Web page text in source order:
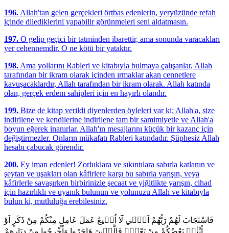
196. Allah'tan gelen gerçekleri örtbas edenlerin, yeryüzünde refah
içinde dilediklerini yapabilir görünmeleri seni aldatmasın.
197. O gelip geçici bir tatminden ibarettir, ama sonunda varacakları
yer cehennemdir. O ne kötü bir yataktır.
198. Ama yollarını Rableri ve kitabıyla bulmaya çalışanlar, Allah
tarafından bir ikram olarak içinden ırmaklar akan cennetlere
kavuşacaklardır, Allah tarafından bir ikram olarak. Allah katında
olan, gerçek erdem sahipleri için en hayırlı olandır.
199. Bize de kitap verildi diyenlerden öyleleri var ki; Allah'a, size
indirilene ve kendilerine indirilene tam bir samimiyetle ve Allah'a
boyun eğerek inanırlar. Allah'ın mesajlarını küçük bir kazanç için
değiştirmezler. Onların mükafatı Rableri katındadır. Şüphesiz Allah
hesabı çabucak görendir.
200. Ey iman edenler! Zorluklara ve sıkıntılara sabırla katlanın ve
şeytan ve uşakları olan kâfirlere karşı bu sabırla yarışın, veya
kâfirlerle savaşırken birbirinizle şecaat ve yiğitlikte yarışın, cihad
için hazırlıklı ve uyanık bulunun ve yolunuzu Allah ve kitabıyla
bulun ki, mutluluğa erebilesiniz.
فَاسْتَجَابَ لَهُمْ رَبُّهُمْ اَنّ۪ي لَٓا اُض۪يعُ عَمَلَ عَامِلٍ مِنْكُمْ مِنْ ذَكَرٍ اَوْ
اُنْثٰىۚ بَعْضُكُمْ مِنْ بَعْضٍۚ فَالَّذ۪ينَ هَاجَرُوا وَاُخْرِجُوا مِنْ دِيَارِهِمْ